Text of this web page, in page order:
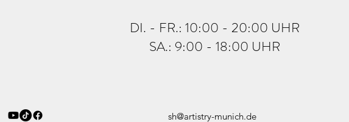
DI. - FR.: 10:00 - 20:00 UHR
SA.: 9:00 - 18:00 UHR
sh@artistry-munich.de